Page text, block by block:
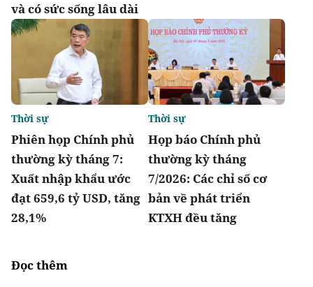
và có sức sống lâu dài
Phiên họp Chính phủ
thường kỳ tháng 7:
Xuất nhập khẩu ước
đạt 659,6 tỷ USD, tăng
28,1%
Thời sự
Họp báo Chính phủ
thường kỳ tháng
7/2026: Các chỉ số cơ
bản về phát triển
KTXH đều tăng
Thời sự
Đọc thêm